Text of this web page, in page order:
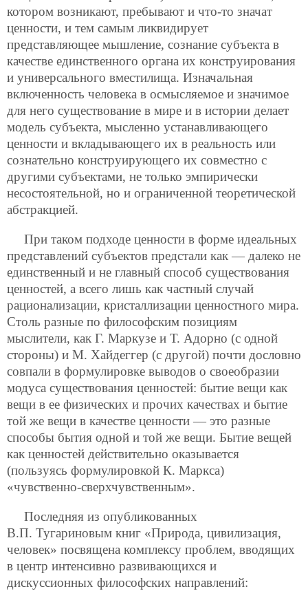
котором возникают, пребывают и что-то значат
ценности, и тем самым ликвидирует
представляющее мышление, сознание субъекта в
качестве единственного органа их конструирования
и универсального вместилища. Изначальная
включенность человека в осмысляемое и значимое
для него существование в мире и в истории делает
модель субъекта, мысленно устанавливающего
ценности и вкладывающего их в реальность или
сознательно конструирующего их совместно с
другими субъектами, не только эмпирически
несостоятельной, но и ограниченной теоретической
абстракцией.
При таком подходе ценности в форме идеальных
представлений субъектов предстали как — далеко не
единственный и не главный способ существования
ценностей, а всего лишь как частный случай
рационализации, кристаллизации ценностного мира.
Столь разные по философским позициям
мыслители, как Г. Маркузе и Т. Адорно (с одной
стороны) и М. Хайдеггер (с другой) почти дословно
совпали в формулировке выводов о своеобразии
модуса существования ценностей: бытие вещи как
вещи в ее физических и прочих качествах и бытие
той же вещи в качестве ценности — это разные
способы бытия одной и той же вещи. Бытие вещей
как ценностей действительно оказывается
(пользуясь формулировкой К. Маркса)
«чувственно-сверхчувственным».
Последняя из опубликованных
В.П. Тугариновым книг «Природа, цивилизация,
человек» посвящена комплексу проблем, вводящих
в центр интенсивно развивающихся и
дискуссионных философских направлений: